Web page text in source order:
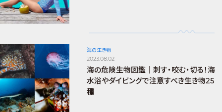
海の生き物
2023.08.02
海の危険生物図鑑｜刺す・咬む・切る！海
水浴やダイビングで注意すべき生き物25
種